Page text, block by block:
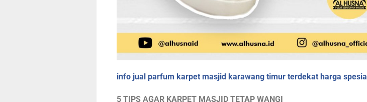
info jual parfum karpet masjid karawang timur terdekat harga spesial
5 TIPS AGAR KARPET MASJID TETAP WANGI